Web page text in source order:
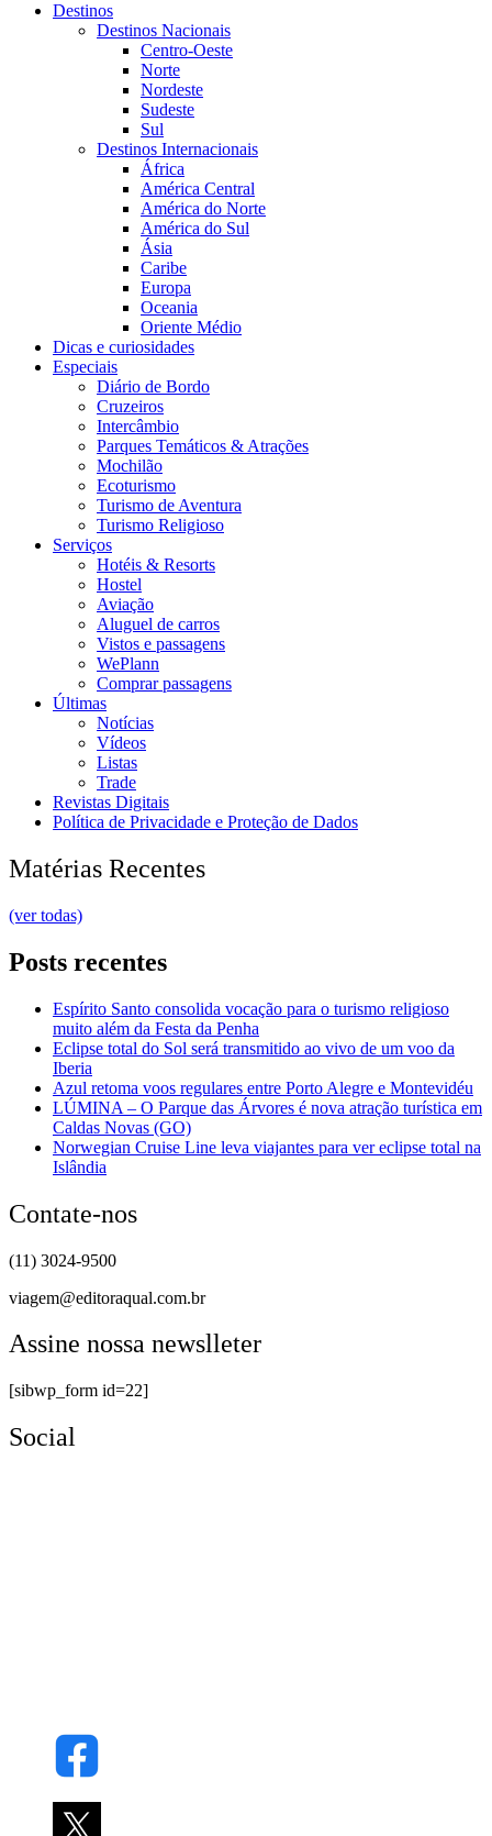
Destinos
Destinos Nacionais
Centro-Oeste
Norte
Nordeste
Sudeste
Sul
Destinos Internacionais
África
América Central
América do Norte
América do Sul
Ásia
Caribe
Europa
Oceania
Oriente Médio
Dicas e curiosidades
Especiais
Diário de Bordo
Cruzeiros
Intercâmbio
Parques Temáticos & Atrações
Mochilão
Ecoturismo
Turismo de Aventura
Turismo Religioso
Serviços
Hotéis & Resorts
Hostel
Aviação
Aluguel de carros
Vistos e passagens
WePlann
Comprar passagens
Últimas
Notícias
Vídeos
Listas
Trade
Revistas Digitais
Política de Privacidade e Proteção de Dados
Matérias Recentes
(ver todas)
Posts recentes
Espírito Santo consolida vocação para o turismo religioso
muito além da Festa da Penha
Eclipse total do Sol será transmitido ao vivo de um voo da
Iberia
Azul retoma voos regulares entre Porto Alegre e Montevidéu
LÚMINA – O Parque das Árvores é nova atração turística em
Caldas Novas (GO)
Norwegian Cruise Line leva viajantes para ver eclipse total na
Islândia
Contate-nos
(11) 3024-9500
viagem@editoraqual.com.br
Assine nossa newslleter
[sibwp_form id=22]
Social